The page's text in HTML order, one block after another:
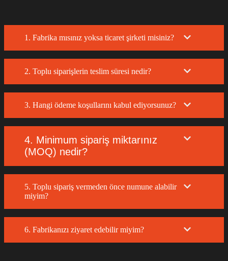
1. Fabrika mısınız yoksa ticaret şirketi misiniz?
2. Toplu siparişlerin teslim süresi nedir?
3. Hangi ödeme koşullarını kabul ediyorsunuz?
4. Minimum sipariş miktarınız
(MOQ) nedir?
5. Toplu sipariş vermeden önce numune alabilir
miyim?
6. Fabrikanızı ziyaret edebilir miyim?